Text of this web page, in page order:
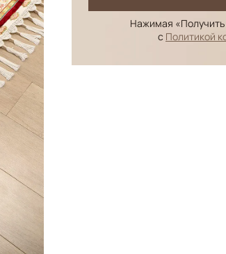
Нажимая
с Политикой